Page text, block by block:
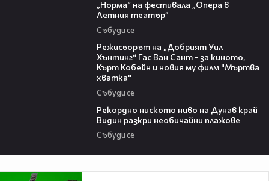
„Норма“ на фестивала „Опера в
Летния театър”
Събуди се
Режисьорът на „Добрият Уил
Хънтинг“ Гас Ван Сант - за киното,
Кърт Кобейн и новия му филм "Мъртва
хватка"
Събуди се
Рекордно ниското ниво на Дунав край
Видин разкри необичайни плажове
Събуди се